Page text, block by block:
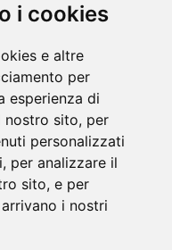
i cookies
e altre
per
esperienza di
nostro sito, per
personalizzati
per analizzare il
sito, e per
i nostri